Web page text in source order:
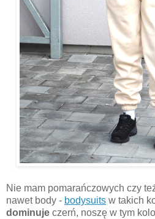
Nie mam pomarańczowych czy
nawet body - bodysuits w takich
dominuje czerń, noszę w tym